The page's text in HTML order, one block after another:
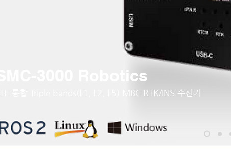
SMC-3000 Robotics
LTE 통합 Triple bands(L1, L2, L5) MBC RTK/INS 수신기